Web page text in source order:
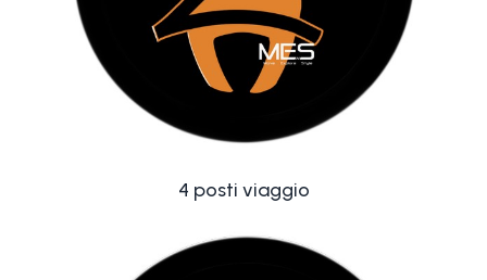
4 posti viaggio